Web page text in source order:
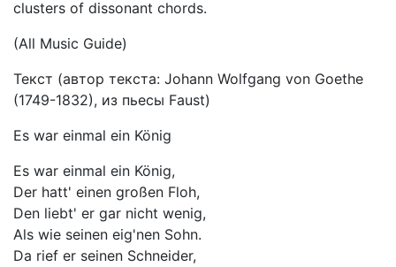
clusters of dissonant chords.
(All Music Guide)
Текст (автор текста: Johann Wolfgang von Goethe
(1749-1832), из пьесы Faust)
Es war einmal ein König
Es war einmal ein König,
Der hatt' einen großen Floh,
Den liebt' er gar nicht wenig,
Als wie seinen eig'nen Sohn.
Da rief er seinen Schneider,